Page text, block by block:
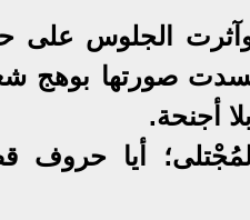
الجلوس على
صورتها بوهج
أجنحة.
أيا حروف